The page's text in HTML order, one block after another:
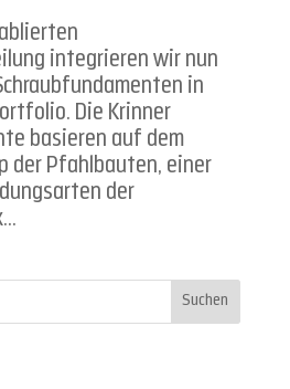
integrieren wir nun
in
Die Krinner
basieren auf dem
der Pfahlbauten, einer
der
Suchen